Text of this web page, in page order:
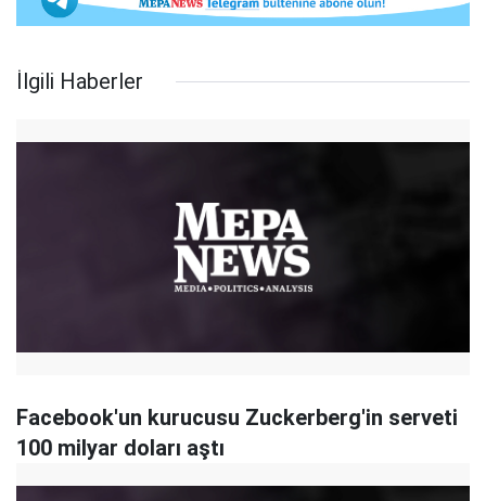
İlgili Haberler
Facebook'un kurucusu Zuckerberg'in serveti
100 milyar doları aştı